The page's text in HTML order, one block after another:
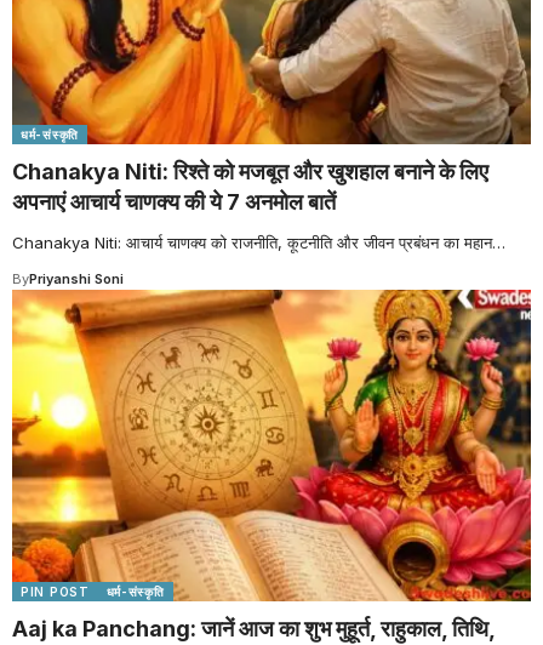
धर्म-संस्कृति
Chanakya Niti: रिश्ते को मजबूत और खुशहाल बनाने के लिए
अपनाएं आचार्य चाणक्य की ये 7 अनमोल बातें
Chanakya Niti: आचार्य चाणक्य को राजनीति, कूटनीति और जीवन प्रबंधन का महान…
ByPriyanshi Soni
PIN POST धर्म-संस्कृति
Aaj ka Panchang: जानें आज का शुभ मुहूर्त, राहुकाल, तिथि,